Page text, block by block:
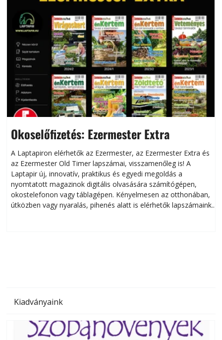
Okoselőfizetés: Ezermester Extra
A Laptapiron elérhetők az Ezermester, az Ezermester Extra és
az Ezermester Old Timer lapszámai, visszamenőleg is! A
Laptapir új, innovatív, praktikus és egyedi megoldás a
nyomtatott magazinok digitális olvasására számítógépen,
okostelefonon vagy táblagépen. Kényelmesen az otthonában,
útközben vagy nyaralás, pihenés alatt is elérhetők lapszámaink.
Kiadványaink